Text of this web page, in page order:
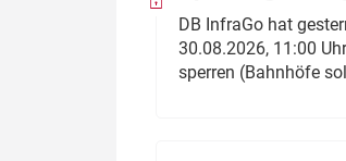
Dossier: ETCS
Dossier:
DB InfraGo hat
30.08.2026, 11:00
sperren (Bahnhöfe